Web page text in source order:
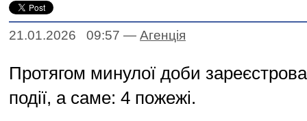
21.01.2026 09:57 — Агенцiя
Протягом минулої доби
події, а саме: 4 пожежі.